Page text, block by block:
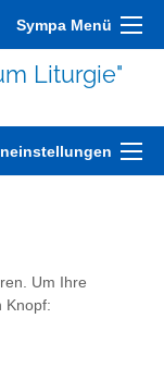
Sympa Menü
Liturgie"
Um Ihre
Knopf: